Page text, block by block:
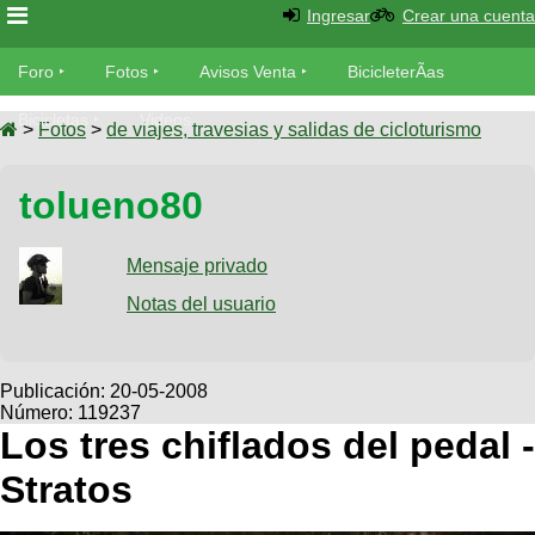
Foro
Foro
MecÃ¡nica
Fotos
SUBÃ
Galeria
Bicicletas
Viajes
Descenso
Dirt
Avisos
Ventas
SUBÃ
Buscar
Ultimos
Fotos
BicicleterÃ­
Bicicletas
Tandem
Videos
Cicloturismo
Ingresar Crear una cuenta
Foro Fotos Avisos Venta BicicleterÃ­as
Bicicletas Videos
> Fotos > de viajes, travesias y salidas de cicloturismo
tolueno80
Mensaje privado
Notas del usuario
Publicación: 20-05-2008
Número: 119237
Los tres chiflados del pedal -
Stratos